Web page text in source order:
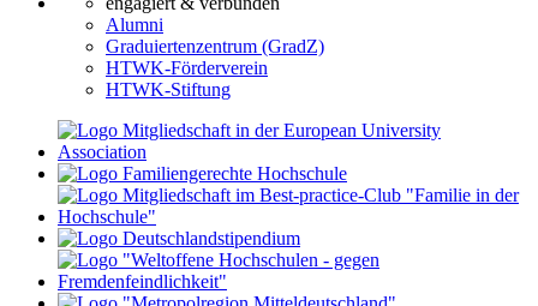
Alumni
Graduiertenzentrum (GradZ)
HTWK-Förderverein
HTWK-Stiftung